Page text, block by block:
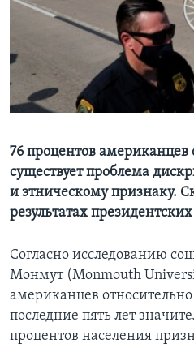
Learning English
СОЦИАЛЬНЫЕ СЕТИ
Языки
76 процентов американцев
существует проблема
и этническому признаку.
результатах
Согласно исследованию
Монмут (Monmouth
американцев
последние пять лет
процентов населения